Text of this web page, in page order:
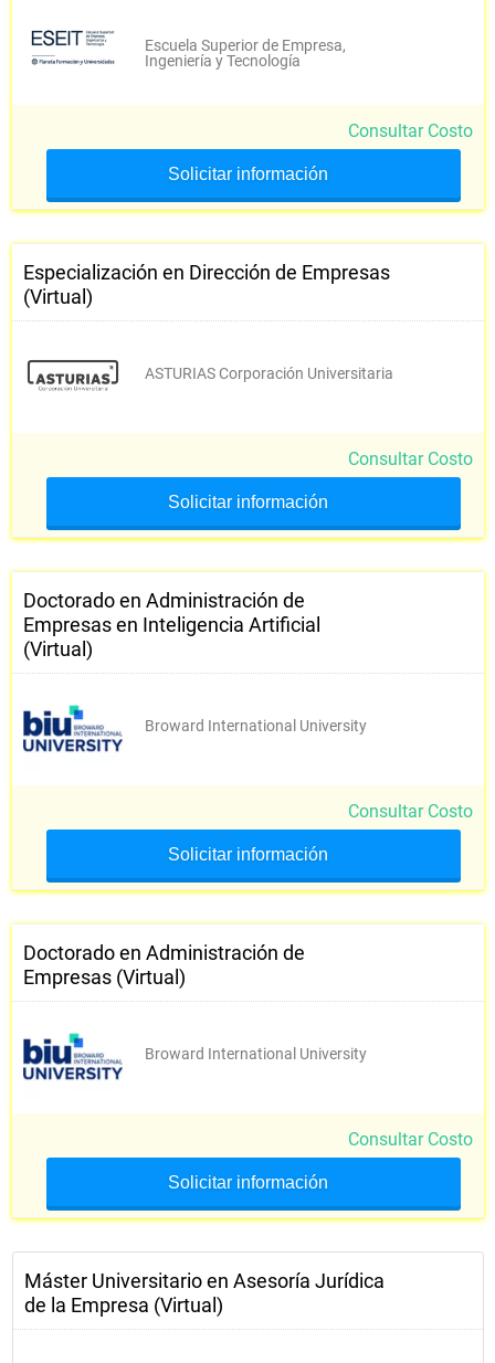
Escuela Superior de Empresa,
Ingeniería y Tecnología
Consultar Costo
Solicitar información
Especialización en Dirección de Empresas
(Virtual)
ASTURIAS Corporación Universitaria
Consultar Costo
Solicitar información
Doctorado en Administración de
Empresas en Inteligencia Artificial
(Virtual)
Broward International University
Consultar Costo
Solicitar información
Doctorado en Administración de
Empresas (Virtual)
Broward International University
Consultar Costo
Solicitar información
Máster Universitario en Asesoría Jurídica
de la Empresa (Virtual)